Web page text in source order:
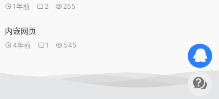
1年前 2 255
内嵌网页
4年前 1 545